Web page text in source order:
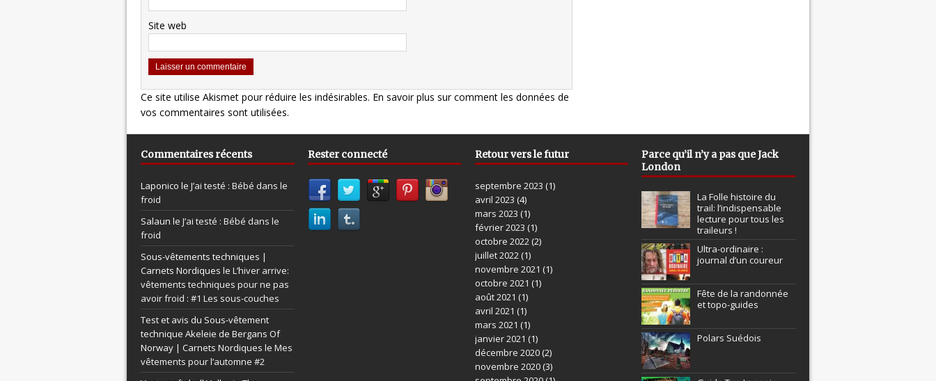
Site web
Ce site utilise Akismet pour réduire les indésirables. En savoir plus sur comment les données de
vos commentaires sont utilisées.
Commentaires récents
Laponico le J’ai testé : Bébé dans le
froid
Salaun le J’ai testé : Bébé dans le
froid
Sous-vêtements techniques |
Carnets Nordiques le L’hiver arrive:
vêtements techniques pour ne pas
avoir froid : #1 Les sous-couches
Test et avis du Sous-vêtement
technique Akeleie de Bergans Of
Norway | Carnets Nordiques le Mes
vêtements pour l’automne #2
Rester connecté Retour vers le futur
septembre 2023 (1)
avril 2023 (4)
mars 2023 (1)
février 2023 (1)
octobre 2022(2)
juillet 2022(1)
novembre 2021 (1)
octobre 2021 (1)
août 2021 (1)
avril 2021 (1)
mars 2021 (1)
janvier 2021 (1)
décembre 2020(2)
novembre 2020(3)
Parce qu’il n’y a pas que Jack
London
La Folle histoire du
trail: l’indispensable
lecture pour tous les
traileurs !
Ultra-ordinaire :
journal d’un coureur
Fête de la randonnée
et topo-guides
Polars Suédois